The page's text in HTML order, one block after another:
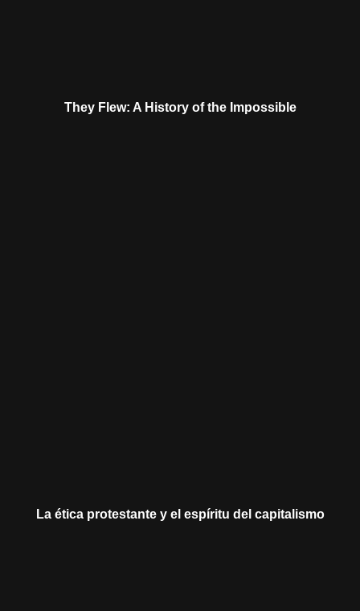
They Flew: A History of the Impossible
La ética protestante y el espíritu del capitalismo